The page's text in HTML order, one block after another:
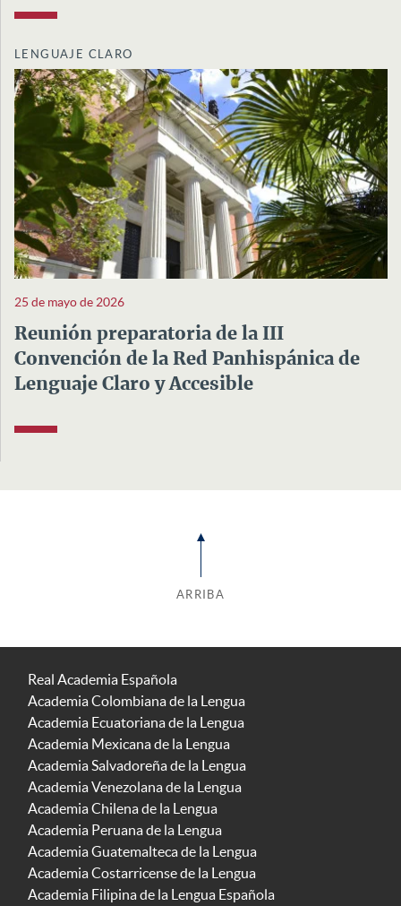
LENGUAJE CLARO
25 de mayo de 2026
Reunión preparatoria de la III
Convención de la Red Panhispánica de
Lenguaje Claro y Accesible
ARRIBA
Real Academia Española
Academia Colombiana de la Lengua
Academia Ecuatoriana de la Lengua
Academia Mexicana de la Lengua
Academia Salvadoreña de la Lengua
Academia Venezolana de la Lengua
Academia Chilena de la Lengua
Academia Peruana de la Lengua
Academia Guatemalteca de la Lengua
Academia Costarricense de la Lengua
Academia Filipina de la Lengua Española